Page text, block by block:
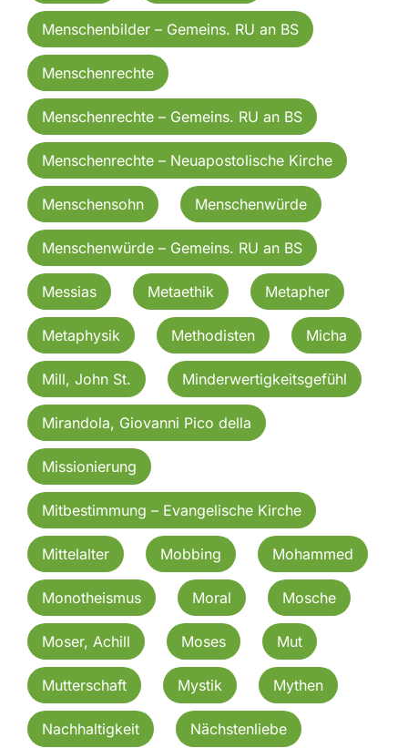
Menschenbilder – Gemeins. RU an BS
Menschenrechte
Menschenrechte – Gemeins. RU an BS
Menschenrechte – Neuapostolische Kirche
Menschensohn Menschenwürde
Menschenwürde – Gemeins. RU an BS
Messias Metaethik Metapher
Metaphysik Methodisten Micha
Mill, John St. Minderwertigkeitsgefühl
Mirandola, Giovanni Pico della
Missionierung
Mitbestimmung – Evangelische Kirche
Mittelalter Mobbing Mohammed
Monotheismus Moral Mosche
Moser, Achill Moses Mut
Mutterschaft Mystik Mythen
Nachhaltigkeit Nächstenliebe